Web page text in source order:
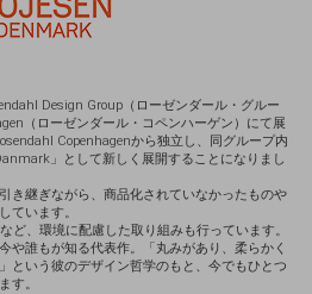
Design Group（ローゼンダール・グルー
（ローゼンダール・コペンハーゲン）にて展
Copenhagenから独立し、同グループ内
」として新しく展開することになりまし
き継ぎながら、商品化されていなかったものや
ています。
ど、環境に配慮した取り組みも行っています。
や誰もが知る代表作。「丸みがあり、柔らかく
という彼のデザイン哲学のもと、今でもひとつ
す。